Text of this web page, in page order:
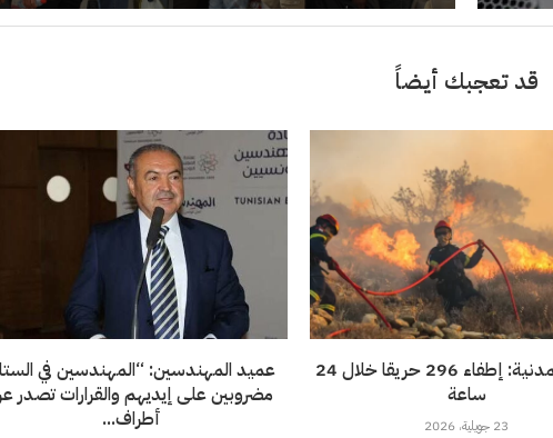
قد تعجبك أيضاً
عميد المهندسين: “المهندسين في
مضروبين على إيديهم والقرارات تصدر
أطراف...
الحماية المدنية: إطفاء 296 حريقا خلال 24
ساعة
23 جويلية، 2026